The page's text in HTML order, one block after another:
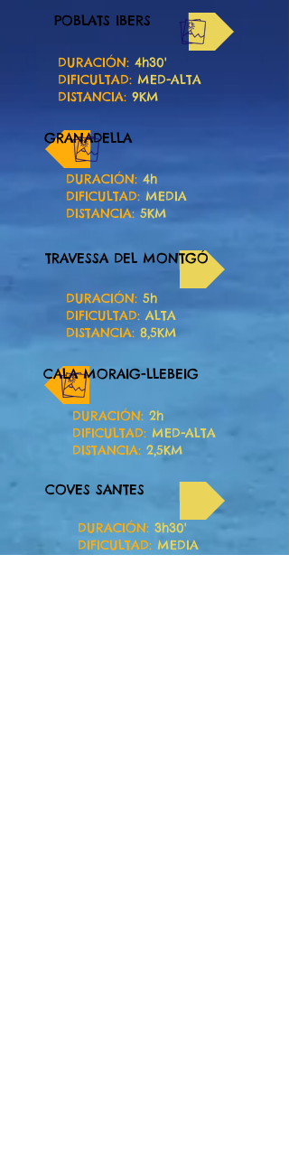
DURACIÓN: 4h30'
DIFICULTAD: MED-ALTA
DISTANCIA: 9KM
POBLATS IBERS
DURACIÓN: 4h
DIFICULTAD: MEDIA
DISTANCIA: 5KM
GRANADELLA
DURACIÓN: 5h
DIFICULTAD: ALTA
DISTANCIA: 8,5KM
TRAVESSA DEL MONTGÓ
DURACIÓN: 2h
DIFICULTAD: MED-ALTA
DISTANCIA: 2,5KM
CALA MORAIG-LLEBEIG
COVES SANTES
DURACIÓN: 3h30'
DIFICULTAD: MEDIA